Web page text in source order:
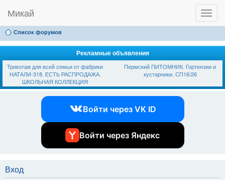
T
o
g
l
n
a
i
Микай
Ссылки Вход
Список форумов
Рекламные объявления
Трикотаж для всей семьи от фабрики
НАТАЛИ-318. ЕСТЬ РАСПРОДАЖА.
ШКОЛЬНАЯ КОЛЛЕКЦИЯ
Пермский ПИТОМНИК. Гортензии и
кустарники. СП16/26
Войти через VK ID
Войти через Яндекс
Вход